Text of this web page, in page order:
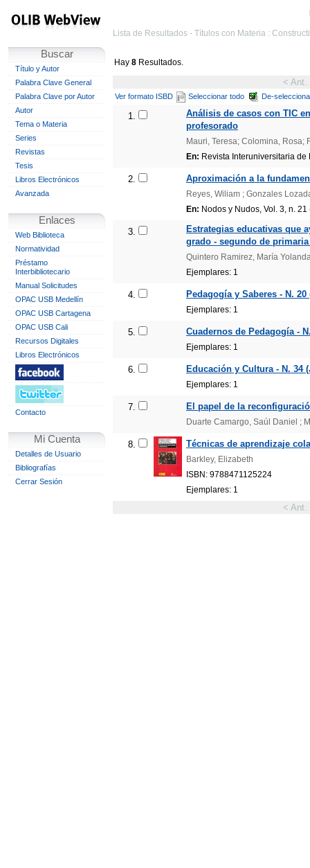
Buscar
Título y Autor
Palabra Clave General
Palabra Clave por Autor
Autor
Tema o Materia
Series
Revistas
Tesis
Libros Electrónicos
Avanzada
Enlaces
Web Biblioteca
Normatividad
Préstamo
Interbibliotecario
Manual Solicitudes
OPAC USB Medellín
OPAC USB Cartagena
OPAC USB Cali
Recursos Digitales
Libros Electrónicos
Contacto
Mi Cuenta
Detalles de Usuario
Bibliografías
Cerrar Sesión
Lista de Resultados - Títulos con Materia :
Hay 8 Resultados.
< Ant.
Ver formato ISBD Seleccionar todo De-
1.
Análisis de casos con TIC
profesorado
Mauri, Teresa; Colomina, Rosa;
En: Revista Interuniversitaria de
2. Aproximación a la
Reyes, Wiliam ; Gonzales
En: Nodos y Nudos, Vol. 3, n.
3.
Estrategias educativas que
grado - segundo de
Quintero Ramirez, María
Ejemplares: 1
4. Pedagogía y Saberes - N. 20
Ejemplares: 1
5. Cuadernos de Pedagogía -
Ejemplares: 1
6. Educación y Cultura - N. 34
Ejemplares: 1
7. El papel de la
Duarte Camargo, Saúl Daniel ;
8. Técnicas de aprendizaje
Barkley, Elizabeth
ISBN: 9788471125224
Ejemplares: 1
< Ant.